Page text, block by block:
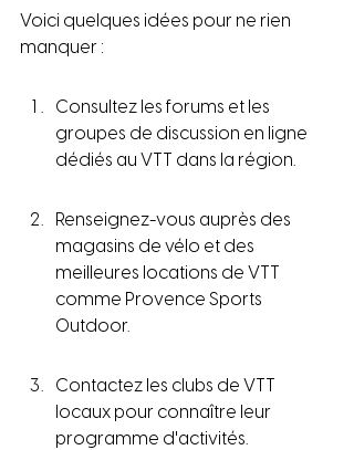
Voici quelques idées pour ne rien
manquer :
Consultez les forums et les
groupes de discussion en ligne
dédiés au VTT dans la région.
Renseignez-vous auprès des
magasins de vélo et des
meilleures locations de VTT
comme Provence Sports
Outdoor.
Contactez les clubs de VTT
locaux pour connaître leur
programme d'activités.